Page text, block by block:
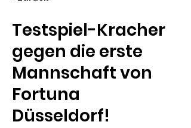
Testspiel-Kracher
gegen die erste
Mannschaft von
Fortuna
Düsseldorf!